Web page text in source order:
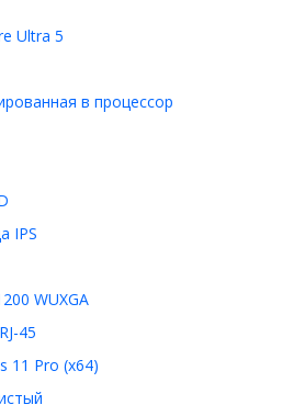
Ultra 5
в процессор
IPS
WUXGA
RJ-45
11 Pro (x64)